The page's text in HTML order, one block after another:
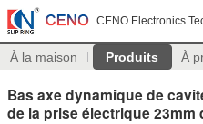
CENO Electronics
À la maison Produits À
Bas axe dynamique de
de la prise électrique